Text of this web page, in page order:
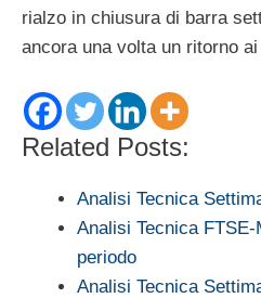
rialzo in chiusura di barra
ancora una volta un ritorno
Related Posts:
Analisi Tecnica
Analisi Tecnica
periodo
Analisi Tecnica